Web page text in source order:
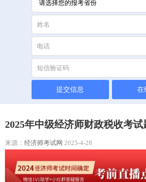
提交信息 在
2025年中级经济师财政税收考
来源： 经济师考试网 2025-4-28